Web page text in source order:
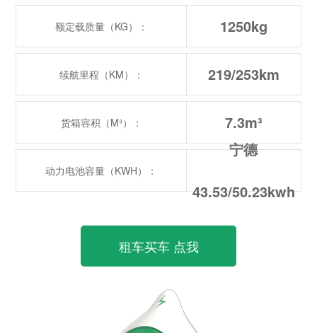
额定载质量（KG）： 1250kg
续航里程（KM）： 219/253km
货箱容积（M³）： 7.3m³
动力电池容量（KWH）：
宁德
43.53/50.23kwh
租车买车 点我